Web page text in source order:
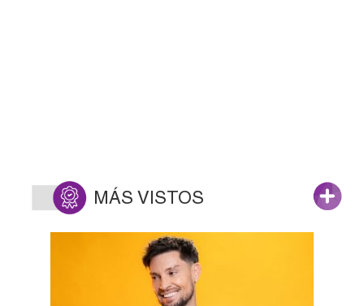
MÁS VISTOS